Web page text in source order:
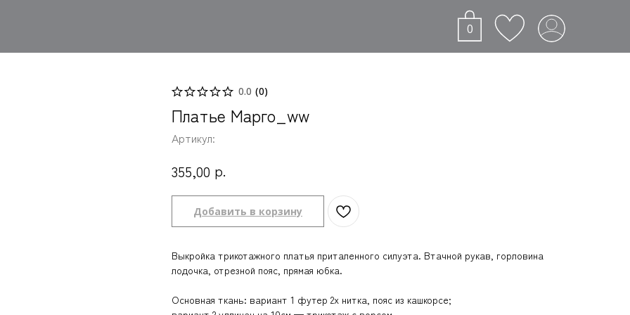
0
0.0 (0)
Платье Марго_ww
Артикул:
355,00 р.
Добавить в корзину
Выкройка трикотажного платья приталенного силуэта. Втачной рукав, горловина
лодочка, отрезной пояс, прямая юбка.
Основная ткань: вариант 1 футер 2х нитка, пояс из кашкорсе;